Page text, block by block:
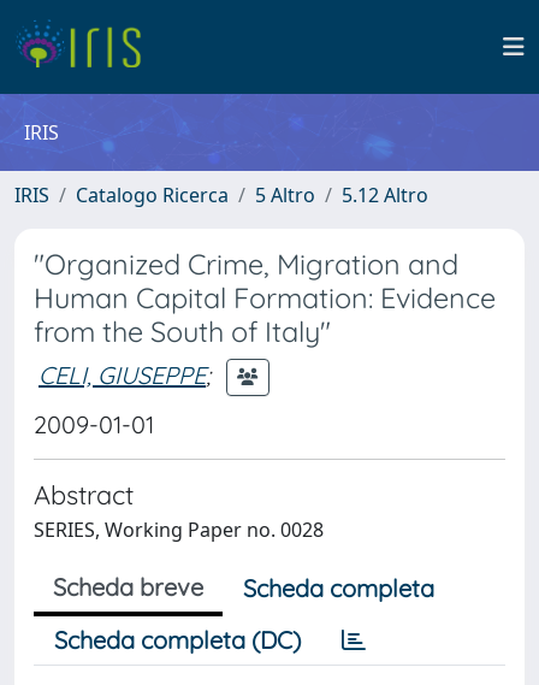
IRIS
IRIS Catalogo Ricerca 5 Altro 5.12 Altro
"Organized Crime, Migration and
Human Capital Formation: Evidence
from the South of Italy"
CELI, GIUSEPPE;
2009-01-01
Abstract
SERIES, Working Paper no. 0028
Scheda breve
Scheda completa
Scheda completa (DC)